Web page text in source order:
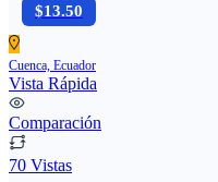
$13.50
Cuenca, Ecuador
Vista Rápida
Comparación
70 Vistas